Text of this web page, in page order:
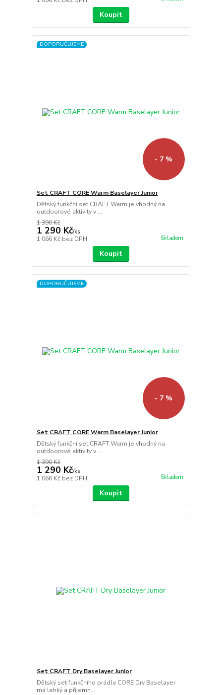
Koupit
DOPORUČUJEME
- 7 %
Set CRAFT CORE Warm Baselayer Junior
Dětský funkční set CRAFT Warm je vhodný na
outdoorové aktivity v ...
1 390 Kč
1 290 Kč/ks
1 066 Kč bez DPH Skladem
Koupit
DOPORUČUJEME
- 7 %
Set CRAFT CORE Warm Baselayer Junior
Dětský funkční set CRAFT Warm je vhodný na
outdoorové aktivity v ...
1 390 Kč
1 290 Kč/ks
1 066 Kč bez DPH Skladem
Koupit
Set CRAFT Dry Baselayer Junior
Dětský set funkčního prádla CORE Dry Baselayer
má lehký a příjemn...